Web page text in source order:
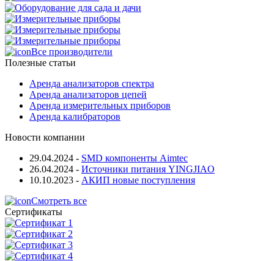
Все производители
Полезные статьи
Аренда анализаторов спектра
Аренда анализаторов цепей
Аренда измерительных приборов
Аренда калибраторов
Новости компании
29.04.2024 - SMD компоненты Aimtec
26.04.2024 - Источники питания YINGJIAO
10.10.2023 - АКИП новые поступления
Смотреть все
Сертификаты